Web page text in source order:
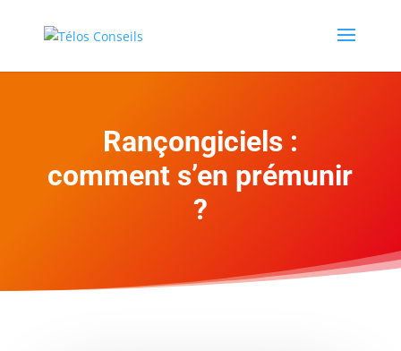
Rançongiciels :
comment s’en prémunir
?